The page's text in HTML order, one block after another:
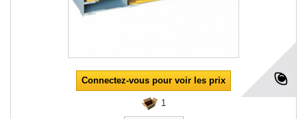
Connectez-vous pour voir les prix
1